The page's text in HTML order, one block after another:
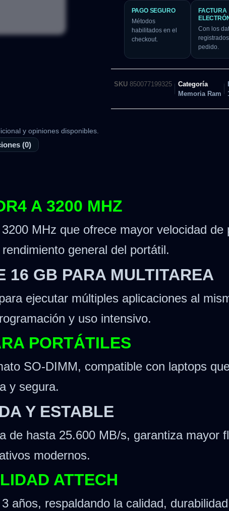
PAGO SEGURO
Métodos
habilitados en el
checkout.
FACTURA
Con los
pedido.
SKU 850077199325
Categoría
Memoria Ram
y opiniones disponibles.
(0)
A 3200 MHZ
MHz que ofrece mayor velocidad
general del portátil.
16 GB PARA MULTITAREA
ejecutar múltiples aplicaciones al
y uso intensivo.
PORTÁTILES
SO-DIMM, compatible con laptops
y segura.
Y ESTABLE
de hasta 25.600 MB/s, garantiza mayor
modernos.
ATTECH
años, respaldando la calidad,